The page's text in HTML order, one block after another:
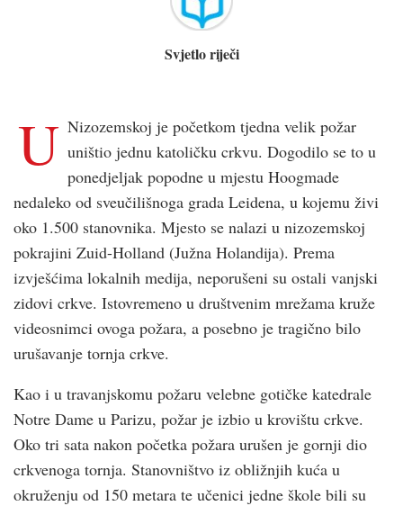
Svjetlo riječi
U Nizozemskoj je početkom tjedna velik požar
uništio jednu katoličku crkvu. Dogodilo se to u
ponedjeljak popodne u mjestu Hoogmade
nedaleko od sveučilišnoga grada Leidena, u kojemu živi
oko 1.500 stanovnika. Mjesto se nalazi u nizozemskoj
pokrajini Zuid-Holland (Južna Holandija). Prema
izvješćima lokalnih medija, neporušeni su ostali vanjski
zidovi crkve. Istovremeno u društvenim mrežama kruže
videosnimci ovoga požara, a posebno je tragično bilo
urušavanje tornja crkve.
Kao i u travanjskomu požaru velebne gotičke katedrale
Notre Dame u Parizu, požar je izbio u krovištu crkve.
Oko tri sata nakon početka požara urušen je gornji dio
crkvenoga tornja. Stanovništvo iz obližnjih kuća u
okruženju od 150 metara te učenici jedne škole bili su